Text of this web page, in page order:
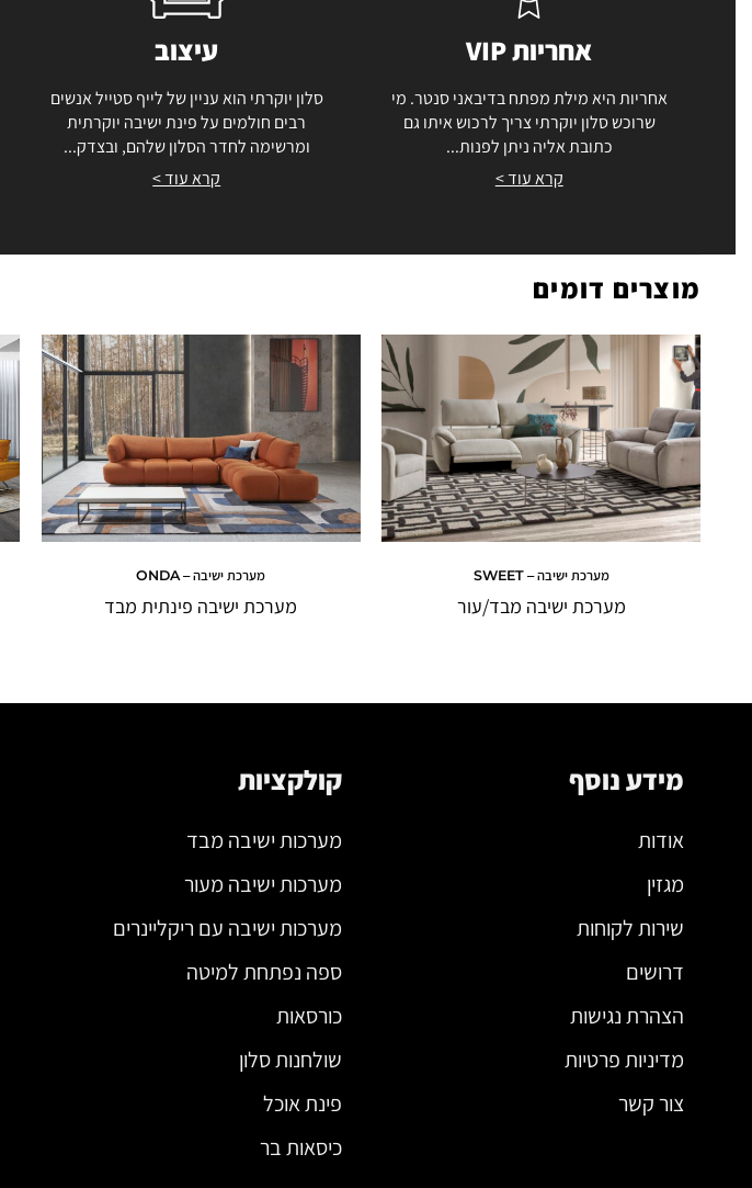
אחריות VIP
אחריות היא מילת מפתח בדיבאני סנטר. מי
שרוכש סלון יוקרתי צריך לרכוש איתו גם
כתובת אליה ניתן לפנות...
קרא עוד >
עיצוב
סלון יוקרתי הוא עניין של לייף סטייל אנשים
רבים חולמים על פינת ישיבה יוקרתית
ומרשימה לחדר הסלון שלהם, ובצדק...
קרא עוד >
מוצרים דומים
מערכת ישיבה – SWEET
מערכת ישיבה מבד/עור
מערכת ישיבה – ONDA
מערכת ישיבה פינתית מבד
מידע נוסף
אודות
מגזין
שירות לקוחות
דרושים
הצהרת נגישות
מדיניות פרטיות
צור קשר
קולקציות
מערכות ישיבה מבד
מערכות ישיבה מעור
מערכות ישיבה עם ריקליינרים
ספה נפתחת למיטה
כורסאות
שולחנות סלון
פינת אוכל
כיסאות בר